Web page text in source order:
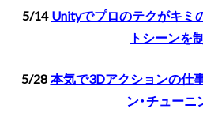
5/14Unityでプロのテクがキミ
トシーンを
5/28本気で3Dアクションの仕
ン・チューニ